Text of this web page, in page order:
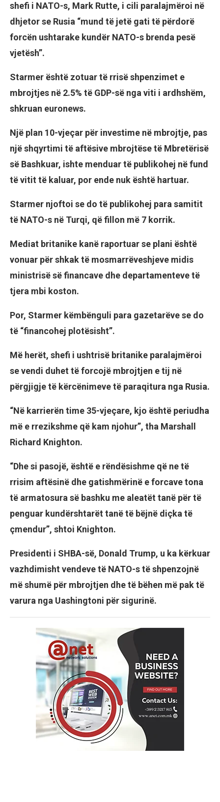
shefi i NATO-s, Mark Rutte, i cili paralajmëroi në
dhjetor se Rusia “mund të jetë gati të përdorë
forcën ushtarake kundër NATO-s brenda pesë
vjetësh”.
Starmer është zotuar të rrisë shpenzimet e
mbrojtjes në 2.5% të GDP-së nga viti i ardhshëm,
shkruan euronews.
Një plan 10-vjeçar për investime në mbrojtje, pas
një shqyrtimi të aftësive mbrojtëse të Mbretërisë
së Bashkuar, ishte menduar të publikohej në fund
të vitit të kaluar, por ende nuk është hartuar.
Starmer njoftoi se do të publikohej para samitit
të NATO-s në Turqi, që fillon më 7 korrik.
Mediat britanike kanë raportuar se plani është
vonuar për shkak të mosmarrëveshjeve midis
ministrisë së financave dhe departamenteve të
tjera mbi koston.
Por, Starmer këmbënguli para gazetarëve se do
të “financohej plotësisht”.
Më herët, shefi i ushtrisë britanike paralajmëroi
se vendi duhet të forcojë mbrojtjen e tij në
përgjigje të kërcënimeve të paraqitura nga Rusia.
“Në karrierën time 35-vjeçare, kjo është periudha
më e rrezikshme që kam njohur”, tha Marshall
Richard Knighton.
“Dhe si pasojë, është e rëndësishme që ne të
rrisim aftësinë dhe gatishmërinë e forcave tona
të armatosura së bashku me aleatët tanë për të
penguar kundërshtarët tanë të bëjnë diçka të
çmendur”, shtoi Knighton.
Presidenti i SHBA-së, Donald Trump, u ka kërkuar
vazhdimisht vendeve të NATO-s të shpenzojnë
më shumë për mbrojtjen dhe të bëhen më pak të
varura nga Uashingtoni për sigurinë.